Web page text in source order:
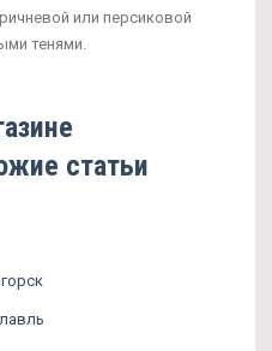
или персиковой
тенями.
статьи